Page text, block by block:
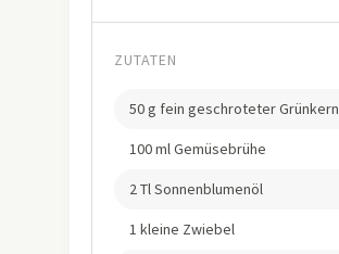
ZUTATEN
50 g fein geschroteter Grünkern
100 ml Gemüsebrühe
2 Tl Sonnenblumenöl
1 kleine Zwiebel